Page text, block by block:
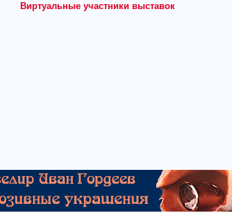
Виртуальные участники выставок